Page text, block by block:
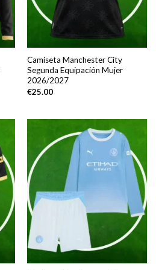
Camiseta Manchester City
Segunda Equipación Mujer
2026/2027
€25.00